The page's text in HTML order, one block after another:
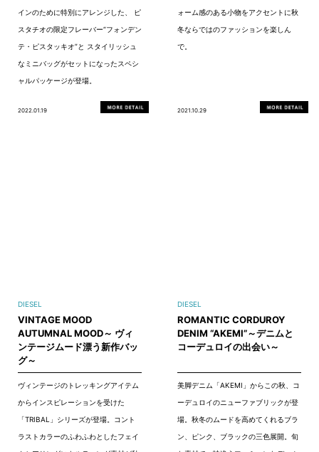
インのために特別にアレンジした、 ピ
スタチオの限定フレーバー“フォンデン
テ・ピスタッキオ”と スタイリッシュ
なミニバッグがセットになったスペシ
ャルパッケージが登場。
2022.01.19
ォーム感のある小物をアクセントに秋
冬ならではのファッションを楽しん
で。
2021.10.29
DIESEL
VINTAGE MOOD
AUTUMNAL MOOD～ ヴィ
ンテージムード漂う新作バッ
グ～
ヴィンテージのトレッキングアイテム
からインスピレーションを受けた
「TRIBAL」シリーズが登場。コント
ラストカラーのふわふわとしたフェイ
DIESEL
ROMANTIC CORDUROY
DENIM “AKEMI”～デニムと
コーデュロイの出会い～
美脚デニム「AKEMI」からこの秋、コ
ーデュロイのニューファブリックが登
場。秋冬のムードを高めてくれるブラ
ン、ピンク、ブラックの三色展開。旬